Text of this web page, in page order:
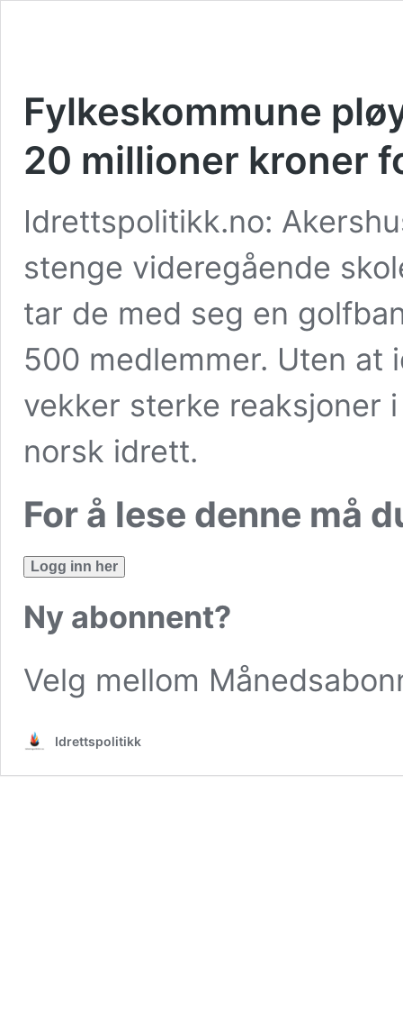
Fylkeskommune
20 millioner kroner
Idrettspolitikk.no:
stenge videregående
tar de med seg en
500 medlemmer. Uten at
vekker sterke reaksjoner
norsk idrett.
For å lese denne må
Logg inn her
Ny abonnent?
Velg mellom
Idrettspolitikk